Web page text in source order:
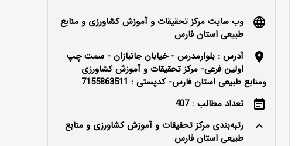
language
وب سایت مرکز تحقیقات و آموزش کشاورزی و منابع
طبیعی استان فارس
location_on
آدرس : بلوارمدرس - خیابان جانبازان - سمت چپ
اولین فرعی- مرکز تحقیقات و آموزش کشاورزی
ومنابع طبیعی استان فارس- کدپستی : 7155863511
event_note
تعداد مطالب : 407
keyboard_arrow_up
رتبه‌بندی مرکز تحقیقات و آموزش کشاورزی و منابع
طبیعی استان فارس